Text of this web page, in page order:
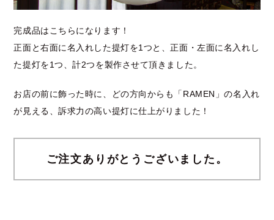
完成品はこちらになります！
正面と右面に名入れした提灯を1つと、正面・左面に名入れし
た提灯を1つ、計2つを製作させて頂きました。
お店の前に飾った時に、どの方向からも「RAMEN」の名入れ
が見える、訴求力の高い提灯に仕上がりました！
ご注文ありがとうございました。